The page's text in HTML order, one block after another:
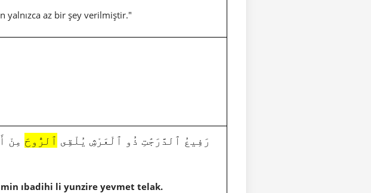
yalnızca az bir şey verilmiştir."
4146|40|15|رَفِيعُ ٱلدَّرَجَٰتِ ذُو ٱلْعَرْشِ يُلْقِى ٱلرُّوحَ مِنْ
ıbadihi li yunzire yevmet telak.